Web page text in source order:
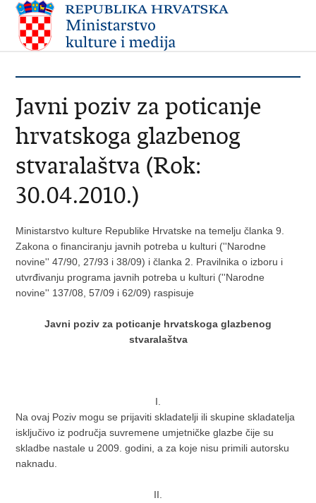
Javni poziv za poticanje
hrvatskoga glazbenog
stvaralaštva (Rok:
30.04.2010.)
Ministarstvo kulture Republike Hrvatske na temelju članka 9.
Zakona o financiranju javnih potreba u kulturi (''Narodne
novine'' 47/90, 27/93 i 38/09) i članka 2. Pravilnika o izboru i
utvrđivanju programa javnih potreba u kulturi (''Narodne
novine'' 137/08, 57/09 i 62/09) raspisuje
Javni poziv za poticanje hrvatskoga glazbenog
stvaralaštva
I.
Na ovaj Poziv mogu se prijaviti skladatelji ili skupine skladatelja
isključivo iz područja suvremene umjetničke glazbe čije su
skladbe nastale u 2009. godini, a za koje nisu primili autorsku
naknadu.
II.